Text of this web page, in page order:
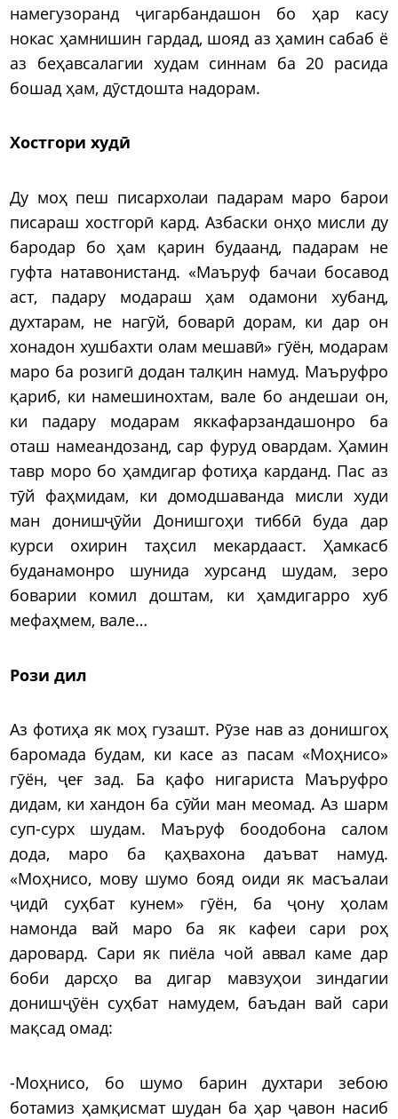
намегузоранд ҷигарбандашон бо ҳар касу
нокас ҳамнишин гардад, шояд аз ҳамин сабаб ё
аз беҳавсалагии худам синнам ба 20 расида
бошад ҳам, дӯстдошта надорам.
Хостгори худӣ
Ду моҳ пеш писархолаи падарам маро барои
писараш хостгорӣ кард. Азбаски онҳо мисли ду
бародар бо ҳам қарин будаанд, падарам не
гуфта натавонистанд. «Маъруф бачаи босавод
аст, падару модараш ҳам одамони хубанд,
духтарам, не нагӯй, боварӣ дорам, ки дар он
хонадон хушбахти олам мешавӣ» гӯён, модарам
маро ба розигӣ додан талқин намуд. Маъруфро
қариб, ки намешинохтам, вале бо андешаи он,
ки падару модарам яккафарзандашонро ба
оташ намеандозанд, сар фуруд овардам. Ҳамин
тавр моро бо ҳамдигар фотиҳа карданд. Пас аз
тӯй фаҳмидам, ки домодшаванда мисли худи
ман донишҷӯйи Донишгоҳи тиббӣ буда дар
курси охирин таҳсил мекардааст. Ҳамкасб
буданамонро шунида хурсанд шудам, зеро
боварии комил доштам, ки ҳамдигарро хуб
мефаҳмем, вале…
Рози дил
Аз фотиҳа як моҳ гузашт. Рӯзе нав аз донишгоҳ
баромада будам, ки касе аз пасам «Моҳнисо»
гӯён, ҷеғ зад. Ба қафо нигариста Маъруфро
дидам, ки хандон ба сӯйи ман меомад. Аз шарм
суп-сурх шудам. Маъруф боодобона салом
дода, маро ба қаҳвахона даъват намуд.
«Моҳнисо, мову шумо бояд оиди як масъалаи
ҷидӣ суҳбат кунем» гӯён, ба ҷону ҳолам
намонда вай маро ба як кафеи сари роҳ
даровард. Сари як пиёла чой аввал каме дар
боби дарсҳо ва дигар мавзуҳои зиндагии
донишҷӯён суҳбат намудем, баъдан вай сари
мақсад омад:
-Моҳнисо, бо шумо барин духтари зебою
ботамиз ҳамқисмат шудан ба ҳар ҷавон насиб